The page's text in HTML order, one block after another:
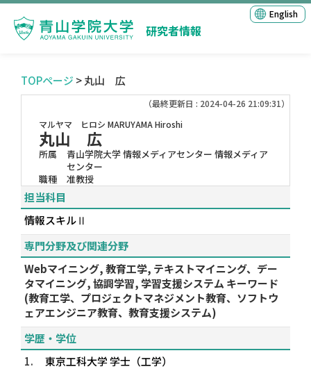
研究者情報
English
TOPページ > 丸山 広
（最終更新日 : 2024-04-26 21:09:31）
マルヤマ ヒロシ MARUYAMA Hiroshi
丸山 広
所属
青山学院大学 情報メディアセンター 情報メディア
センター
職種
准教授
担当科目
情報スキルⅡ
専門分野及び関連分野
Webマイニング, 教育工学, テキストマイニング、デー
タマイニング, 協調学習, 学習支援システム キーワード
(教育工学、プロジェクトマネジメント教育、ソフトウ
ェアエンジニア教育、教育支援システム)
学歴・学位
1.
東京工科大学 学士（工学）